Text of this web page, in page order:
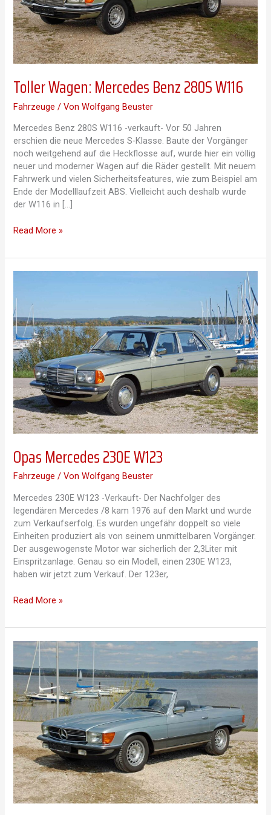
Toller Wagen: Mercedes Benz 280S W116
Fahrzeuge / VonWolfgang Beuster
Mercedes Benz 280S W116 -verkauft- Vor 50 Jahren
erschien die neue Mercedes S-Klasse. Baute der Vorgänger
noch weitgehend auf die Heckflosse auf, wurde hier ein völlig
neuer und moderner Wagen auf die Räder gestellt. Mit neuem
Fahrwerk und vielen Sicherheitsfeatures, wie zum Beispiel am
Ende der Modelllaufzeit ABS. Vielleicht auch deshalb wurde
der W116 in […]
Toller
Mercedes
Read More »
Opas Mercedes 230E W123
Fahrzeuge / VonWolfgang Beuster
Mercedes 230E W123 -Verkauft- Der Nachfolger des
legendären Mercedes /8 kam 1976 auf den Markt und wurde
zum Verkaufserfolg. Es wurden ungefähr doppelt so viele
Einheiten produziert als von seinem unmittelbaren Vorgänger.
Der ausgewogenste Motor war sicherlich der 2,3Liter mit
Einspritzanlage. Genau so ein Modell, einen 230E W123,
haben wir jetzt zum Verkauf. Der 123er,
Opas
230E
Read More »